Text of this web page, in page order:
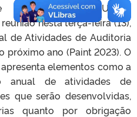
Pelotas (Condir/UFPel)
nesta terça-feira (13),
de Atividades de Auditoria
próximo ano (Paint 2023). O
elementos como a
anual de atividades de
que serão desenvolvidas,
quanto por obrigação